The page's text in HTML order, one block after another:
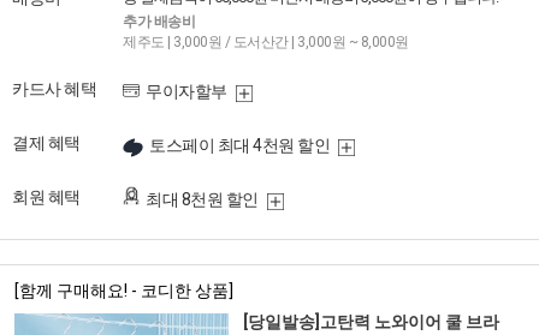
추가 배송비
제주도 | 3,000원 / 도서산간 | 3,000원 ~ 8,000원
카드사 혜택 무이자할부
결제 혜택 토스페이 최대 4천원 할인
회원 혜택 최대 8천원 할인
[함께 구매해요! - 코디한 상품]
[당일발송]고탄력 노와이어 쿨 브라